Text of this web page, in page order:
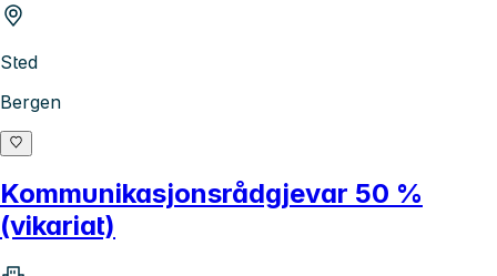
Sted
Bergen
Kommunikasjonsrådgjevar 50 %
(vikariat)